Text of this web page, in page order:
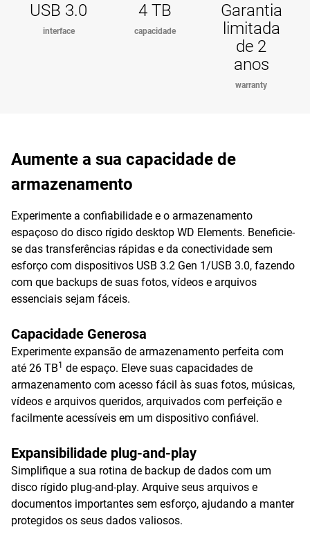
USB 3.0
interface
4 TB
capacidade
Garantia
limitada
de 2
anos
warranty
Aumente a sua capacidade de
armazenamento
Experimente a confiabilidade e o armazenamento
espaçoso do disco rígido desktop WD Elements. Beneficie-
se das transferências rápidas e da conectividade sem
esforço com dispositivos USB 3.2 Gen 1/USB 3.0, fazendo
com que backups de suas fotos, vídeos e arquivos
essenciais sejam fáceis.
Capacidade Generosa
Experimente expansão de armazenamento perfeita com
até 26 TB1 de espaço. Eleve suas capacidades de
armazenamento com acesso fácil às suas fotos, músicas,
vídeos e arquivos queridos, arquivados com perfeição e
facilmente acessíveis em um dispositivo confiável.
Expansibilidade plug-and-play
Simplifique a sua rotina de backup de dados com um
disco rígido plug-and-play. Arquive seus arquivos e
documentos importantes sem esforço, ajudando a manter
protegidos os seus dados valiosos.